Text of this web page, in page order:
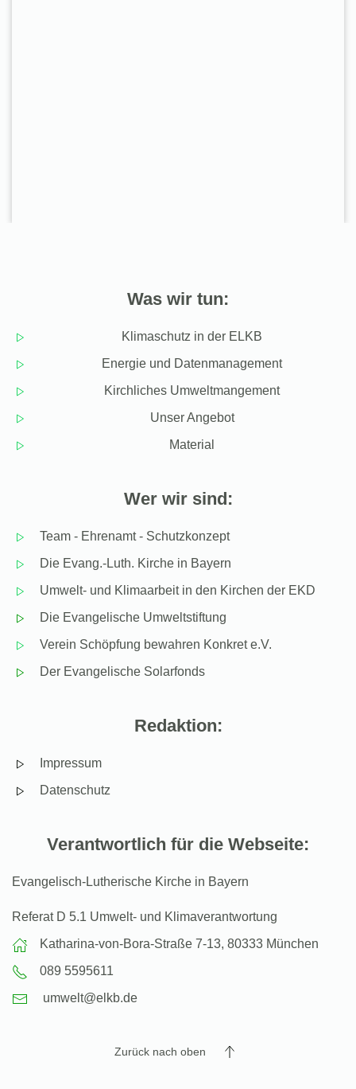
Was wir tun:
Klimaschutz in der ELKB
Energie und Datenmanagement
Kirchliches Umweltmangement
Unser Angebot
Material
Wer wir sind:
Team - Ehrenamt - Schutzkonzept
Die Evang.-Luth. Kirche in Bayern
Umwelt- und Klimaarbeit in den Kirchen der EKD
Die Evangelische Umweltstiftung
Verein Schöpfung bewahren Konkret e.V.
Der Evangelische Solarfonds
Redaktion:
Impressum
Datenschutz
Verantwortlich für die Webseite:
Evangelisch-Lutherische Kirche in Bayern
Referat D 5.1 Umwelt- und Klimaverantwortung
Katharina-von-Bora-Straße 7-13, 80333 München
089 5595611
umwelt@elkb.de
Zurück nach oben